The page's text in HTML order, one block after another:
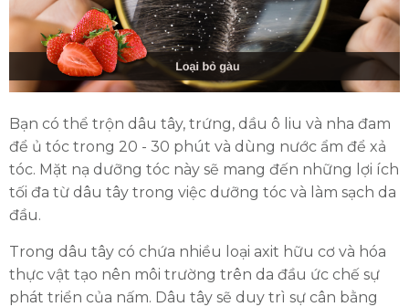
Bạn có thể trộn dâu tây, trứng, dầu ô liu và nha đam
để ủ tóc trong 20 - 30 phút và dùng nước ẩm để xả
tóc. Mặt nạ dưỡng tóc này sẽ mang đến những lợi ích
tối đa từ dâu tây trong việc dưỡng tóc và làm sạch da
đầu.
Trong dâu tây có chứa nhiều loại axit hữu cơ và hóa
thực vật tạo nên môi trường trên da đầu ức chế sự
phát triển của nấm. Dâu tây sẽ duy trì sự cân bằng